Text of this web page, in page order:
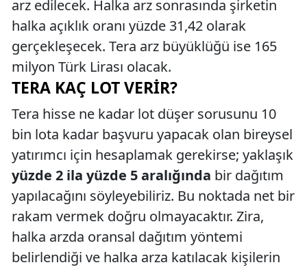
arz edilecek. Halka arz sonrasında şirketin
halka açıklık oranı yüzde 31,42 olarak
gerçekleşecek. Tera arz büyüklüğü ise 165
milyon Türk Lirası olacak.
TERA KAÇ LOT VERIR?
Tera hisse ne kadar lot düşer sorusunu 10
bin lota kadar başvuru yapacak olan bireysel
yatırımcı için hesaplamak gerekirse; yaklaşık
yüzde 2 ila yüzde 5 aralığında bir dağıtım
yapılacağını söyleyebiliriz. Bu noktada net bir
rakam vermek doğru olmayacaktır. Zira,
halka arzda oransal dağıtım yöntemi
belirlendiği ve halka arza katılacak kişilerin